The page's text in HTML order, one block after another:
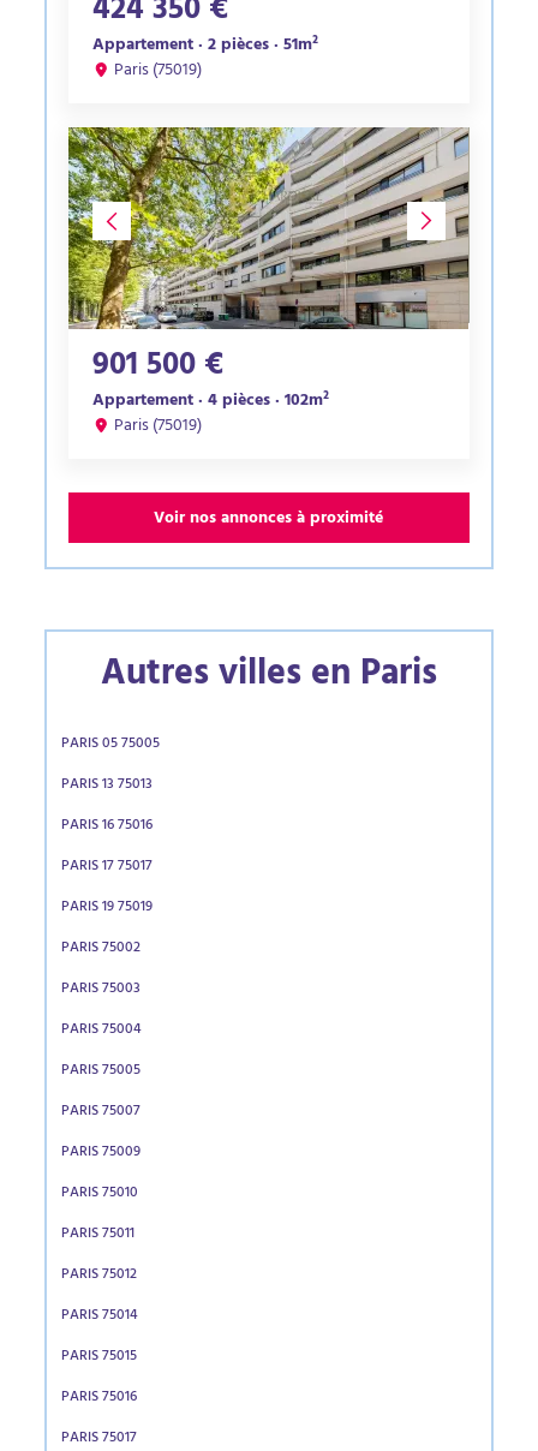
424 350 €
Appartement · 2 pièces · 51m²
Paris (75019)
901 500 €
Appartement · 4 pièces · 102m²
Paris (75019)
Voir nos annonces à proximité
Autres villes en Paris
PARIS 05 75005
PARIS 13 75013
PARIS 16 75016
PARIS 17 75017
PARIS 19 75019
PARIS 75002
PARIS 75003
PARIS 75004
PARIS 75005
PARIS 75007
PARIS 75009
PARIS 75010
PARIS 75011
PARIS 75012
PARIS 75014
PARIS 75015
PARIS 75016
PARIS 75017